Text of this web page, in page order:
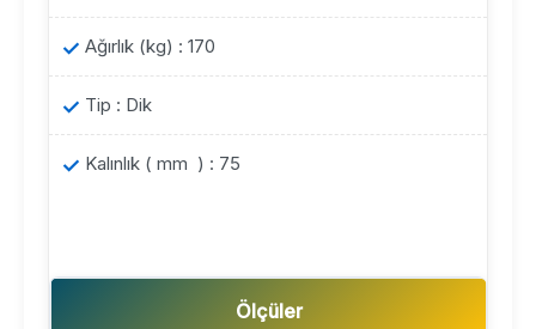
Ağırlık (kg) : 170
Tip : Dik
Kalınlık ( mm ) : 75
Ölçüler